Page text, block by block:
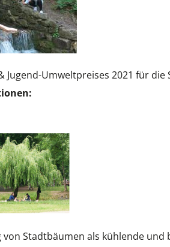
Jugend-Umweltpreises 2021 für
von Stadtbäumen als kühlende